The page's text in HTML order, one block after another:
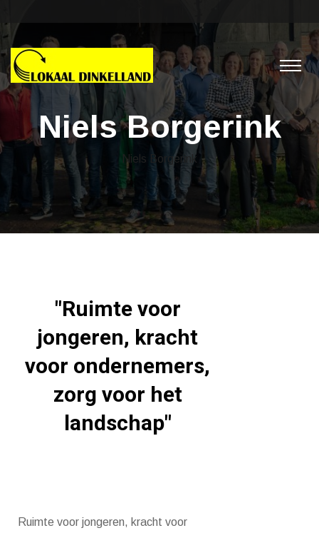
Niels Borgerink
Niels Borgerink
"Ruimte voor
jongeren, kracht
voor ondernemers,
zorg voor het
landschap"
Ruimte voor jongeren, kracht voor